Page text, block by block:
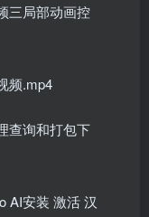
三局部动画控
频.mp4
查询和打包下
AI安装 激活 汉